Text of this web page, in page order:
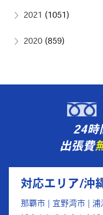
2021 (1051)
2020 (859)
24時
出張費
対応エリア/沖
那覇市 | 宜野湾市 |